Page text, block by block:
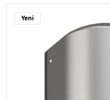
Yeni